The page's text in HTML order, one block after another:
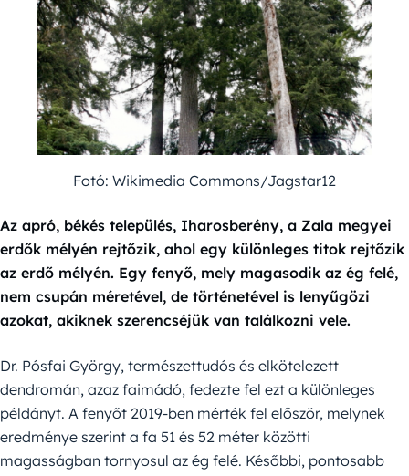
Fotó: Wikimedia Commons/Jagstar12
Az apró, békés település, Iharosberény, a Zala megyei
erdők mélyén rejtőzik, ahol egy különleges titok rejtőzik
az erdő mélyén. Egy fenyő, mely magasodik az ég felé,
nem csupán méretével, de történetével is lenyűgözi
azokat, akiknek szerencséjük van találkozni vele.
Dr. Pósfai György, természettudós és elkötelezett
dendromán, azaz faimádó, fedezte fel ezt a különleges
példányt. A fenyőt 2019-ben mérték fel először, melynek
eredménye szerint a fa 51 és 52 méter közötti
magasságban tornyosul az ég felé. Későbbi, pontosabb